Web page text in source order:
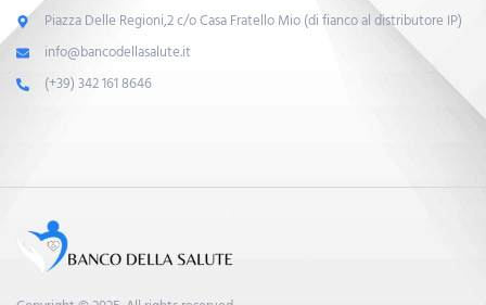
Piazza Delle Regioni,2 c/o Casa Fratello Mio (di fianco al distributore IP)
info@bancodellasalute.it
(+39) 342 161 8646